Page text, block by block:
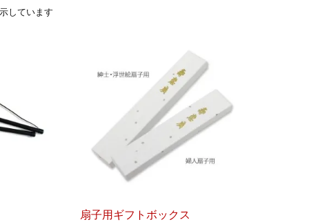
しています
扇子用ギフトボックス